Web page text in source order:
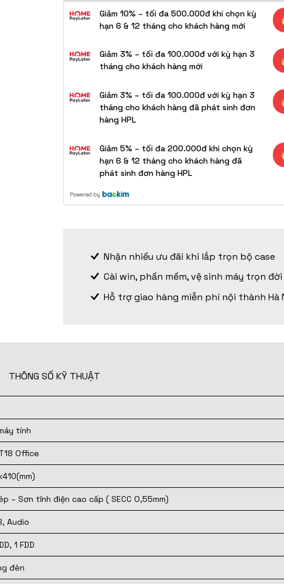
Giảm 10% – tối đa 500.000đ khi chọn kỳ
hạn 6 & 12 tháng cho khách hàng mới
Giảm 3% – tối đa 100.000đ với kỳ hạn 3
tháng cho khách hàng mới
Giảm 3% – tối đa 100.000đ với kỳ hạn 3
tháng cho khách hàng đã phát sinh đơn
hàng HPL
Giảm 5% – tối đa 200.000đ khi chọn kỳ
hạn 6 & 12 tháng cho khách hàng đã
phát sinh đơn hàng HPL
Powered by
Nhận nhiều ưu đãi khi lắp trọn bộ case
Cài win, phần mềm, vệ sinh máy trọn đời
Hỗ trợ giao hàng miễn phí nội thành Hà
THÔNG SỐ KỸ THUẬT
tính
Office
– Sơn tĩnh điện cao cấp ( SECC O,55mm)
Audio
1 FDD
đèn